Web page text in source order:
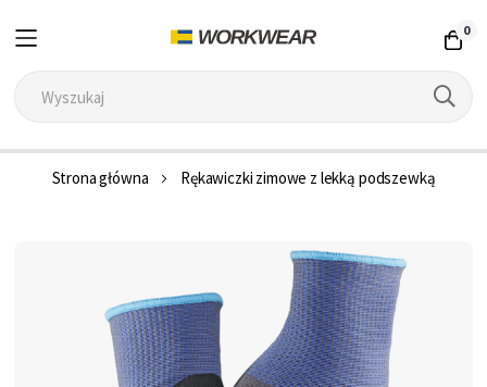
0
PrzejdźStrona główna Rękawiczki zimowe z lekką podszewką